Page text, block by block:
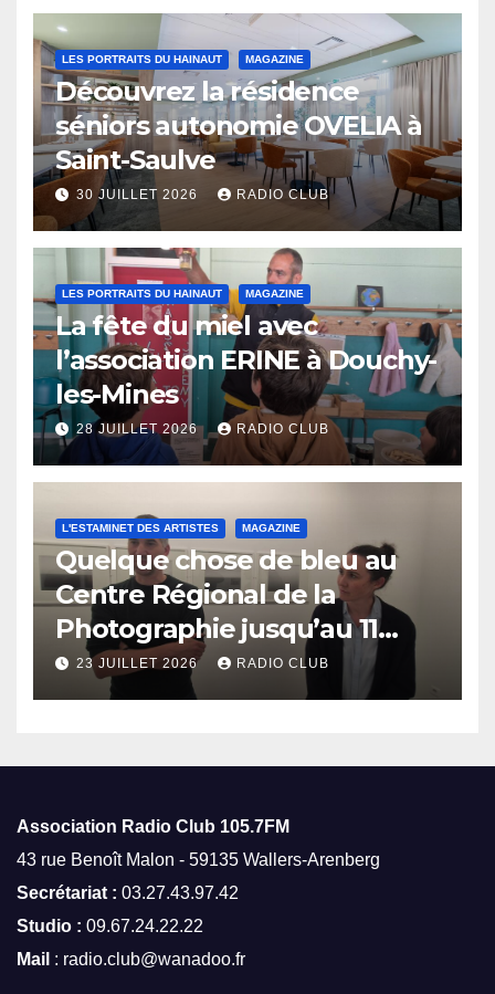
LES PORTRAITS DU HAINAUT MAGAZINE
Découvrez la résidence
séniors autonomie OVELIA à
Saint-Saulve
30 JUILLET 2026 RADIO CLUB
LES PORTRAITS DU HAINAUT MAGAZINE
La fête du miel avec
l’association ERINE à Douchy-
les-Mines
28 JUILLET 2026 RADIO CLUB
L'ESTAMINET DES ARTISTES MAGAZINE
Quelque chose de bleu au
Centre Régional de la
Photographie jusqu’au 11
octobre
23 JUILLET 2026 RADIO CLUB
Association Radio Club 105.7FM
43 rue Benoît Malon - 59135 Wallers-Arenberg
Secrétariat : 03.27.43.97.42
Studio : 09.67.24.22.22
Mail : radio.club@wanadoo.fr